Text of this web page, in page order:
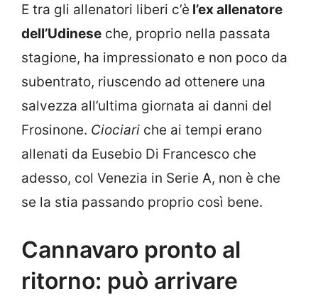
E tra gli allenatori liberi c’è l’ex allenatore
dell’Udinese che, proprio nella passata
stagione, ha impressionato e non poco da
subentrato, riuscendo ad ottenere una
salvezza all’ultima giornata ai danni del
Frosinone. Ciociari che ai tempi erano
allenati da Eusebio Di Francesco che
adesso, col Venezia in Serie A, non è che
se la stia passando proprio così bene.
Cannavaro pronto al
ritorno: può arrivare